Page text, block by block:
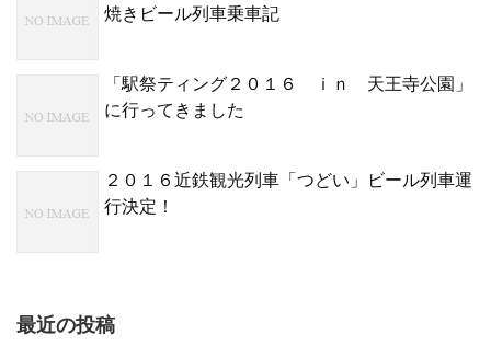
焼きビール列車乗車記
「駅祭ティング２０１６ ｉｎ 天王寺公園」
に行ってきました
２０１６近鉄観光列車「つどい」ビール列車運
行決定！
最近の投稿